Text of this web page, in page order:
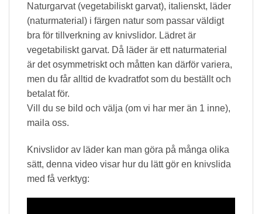
Naturgarvat (vegetabiliskt garvat), italienskt, läder
(naturmaterial) i färgen natur som passar väldigt
bra för tillverkning av knivslidor. Lädret är
vegetabiliskt garvat. Då läder är ett naturmaterial
är det osymmetriskt och måtten kan därför variera,
men du får alltid de kvadratfot som du beställt och
betalat för.
Vill du se bild och välja (om vi har mer än 1 inne),
maila oss.
Knivslidor av läder kan man göra på många olika
sätt, denna video visar hur du lätt gör en knivslida
med få verktyg: